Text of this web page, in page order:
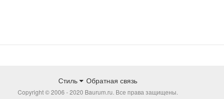
Стиль Обратная связь
Copyright © 2006 - 2020 Baurum.ru. Все права защищены.